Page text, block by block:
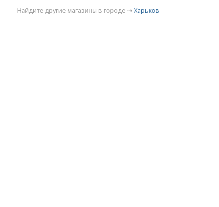
Найдите другие магазины в городе ⇢ Харьков